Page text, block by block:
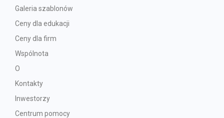
Galeria szablonów
Ceny dla edukacji
Ceny dla firm
Wspólnota
O
Kontakty
Inwestorzy
Centrum pomocy